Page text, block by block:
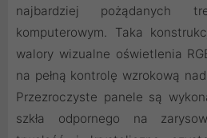
najbardziej pożądanych
komputerowym. Taka
walory wizualne oświetlenia
na pełną kontrolę wzrokową
Przezroczyste panele są
szkła odpornego na